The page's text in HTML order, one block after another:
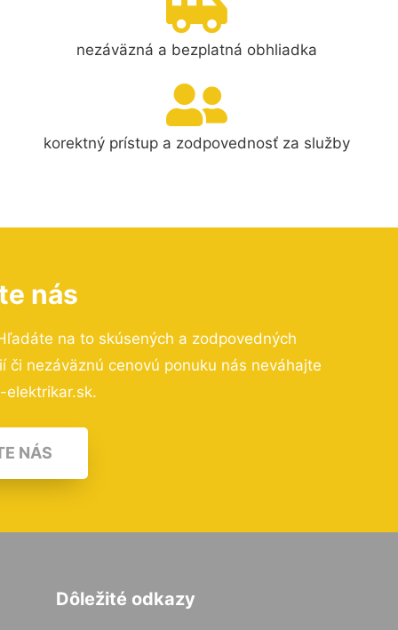
nezáväzná a bezplatná obhliadka
korektný prístup a zodpovednosť za služby
nás
na to skúsených a zodpovedných
či nezáväznú cenovú ponuku nás neváhajte
NÁS
Dôležité odkazy